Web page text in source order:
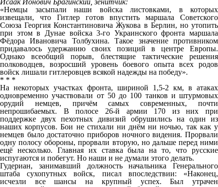
Исаак Ионович Брагинский, зенитчик:
«Немцы засыпали наши войска листовками, в которых
извещали, что Гитлер готов впустить маршала Советского
Союза Георгия Константиновича Жукова в Берлин, но утопить
при этом в Дунае войска 3-го Украинского фронта маршала
Фёдора Ивановича Толбухина. Такое значение противником
придавалось удержанию своих позиций в центре Европы.
Однако всеобщий порыв, блестящие тактические решения
полководцев, возросший уровень боевого опыта всех родов
войск лишали гитлеровцев всякой надежды на победу».
* * *
На некоторых участках фронта, шириной 1,5-2 км, в атаках
одновременно участвовали от 50 до 100 танков и штурмовых
орудий немцев, причём самых современных, почти
непрошибаемых. В полосе 26-й армии 170 из них при
поддержке двух пехотных дивизий обрушились на один из
наших корпусов. Бои не стихали ни днём ни ночью, так как у
немцев было достаточно приборов ночного видения. Прорвали
одну полосу обороны, прорвали вторую, но дальше перед ними
ещё несколько. Главная их ставка была на то, что русские
испугаются и побегут. Но наши и не думали этого делать.
Гудериан, занимавший должность начальника Генерального
штаба сухопутных войск, писал впоследствии: «Наконец,
исчезли все шансы на крупный успех. Был утрачен